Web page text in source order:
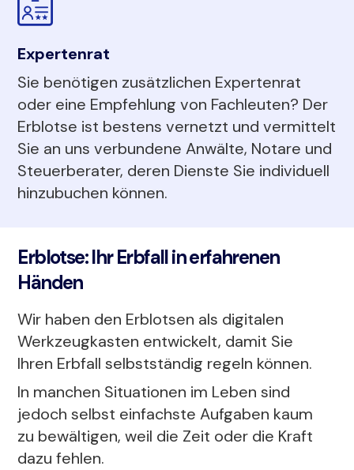
Expertenrat
Sie benötigen zusätzlichen Expertenrat
oder eine Empfehlung von Fachleuten? Der
Erblotse ist bestens vernetzt und vermittelt
Sie an uns verbundene Anwälte, Notare und
Steuerberater, deren Dienste Sie individuell
hinzubuchen können.
Erblotse: Ihr Erbfall in erfahrenen
Händen
Wir haben den Erblotsen als digitalen
Werkzeugkasten entwickelt, damit Sie
Ihren Erbfall selbstständig regeln können.
In manchen Situationen im Leben sind
jedoch selbst einfachste Aufgaben kaum
zu bewältigen, weil die Zeit oder die Kraft
dazu fehlen.